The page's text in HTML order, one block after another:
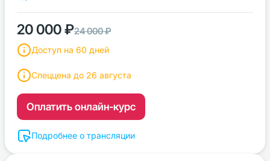
20 000 ₽24 000 ₽
Доступ на 60 дней
Спеццена до 26 августа
Оплатить онлайн-курс
Подробнее о трансляции